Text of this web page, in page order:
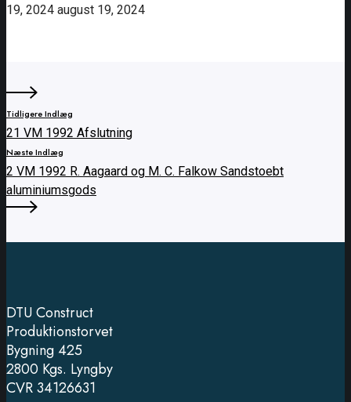
19, 2024 august 19, 2024
Tidligere Indlæg
21 VM 1992 Afslutning
Næste Indlæg
2 VM 1992 R. Aagaard og M. C. Falkow Sandstoebt
aluminiumsgods
DTU Construct
Produktionstorvet
Bygning 425
2800 Kgs. Lyngby
CVR 34126631